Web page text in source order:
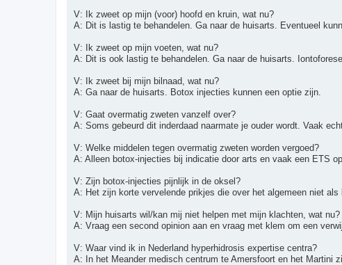
V: Ik zweet op mijn (voor) hoofd en kruin, wat nu?
A: Dit is lastig te behandelen. Ga naar de huisarts. Eventueel
V: Ik zweet op mijn voeten, wat nu?
A: Dit is ook lastig te behandelen. Ga naar de huisarts.
V: Ik zweet bij mijn bilnaad, wat nu?
A: Ga naar de huisarts. Botox injecties kunnen een optie zijn.
V: Gaat overmatig zweten vanzelf over?
A: Soms gebeurd dit inderdaad naarmate je ouder wordt. Vaak
V: Welke middelen tegen overmatig zweten worden vergoed?
A: Alleen botox-injecties bij indicatie door arts en vaak een ETS
V: Zijn botox-injecties pijnlijk in de oksel?
A: Het zijn korte vervelende prikjes die over het algemeen niet als
V: Mijn huisarts wil/kan mij niet helpen met mijn klachten, wat nu?
A: Vraag een second opinion aan en vraag met klem om een
V: Waar vind ik in Nederland hyperhidrosis expertise centra?
A: In het Meander medisch centrum te Amersfoort en het Martini